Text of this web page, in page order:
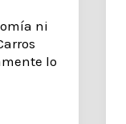
ni
lo